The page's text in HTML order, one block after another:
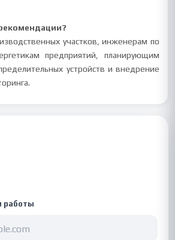
участков, инженерам по
предприятий, планирующим
устройств и внедрение
работы